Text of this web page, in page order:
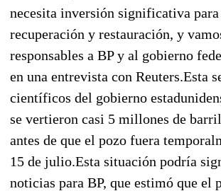
necesita inversión significativa para
recuperación y restauración, y
responsables a BP y al gobierno
en una entrevista con Reuters.Esta
científicos del gobierno
se vertieron casi 5 millones de
antes de que el pozo fuera
15 de julio.Esta situación podría
noticias para BP, que estimó que el